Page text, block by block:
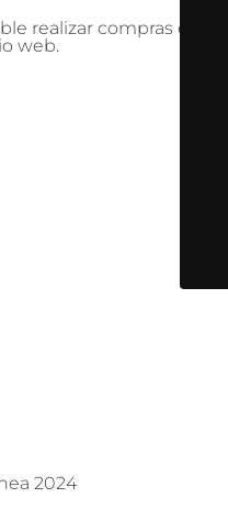
realizar compras en
web.
2024